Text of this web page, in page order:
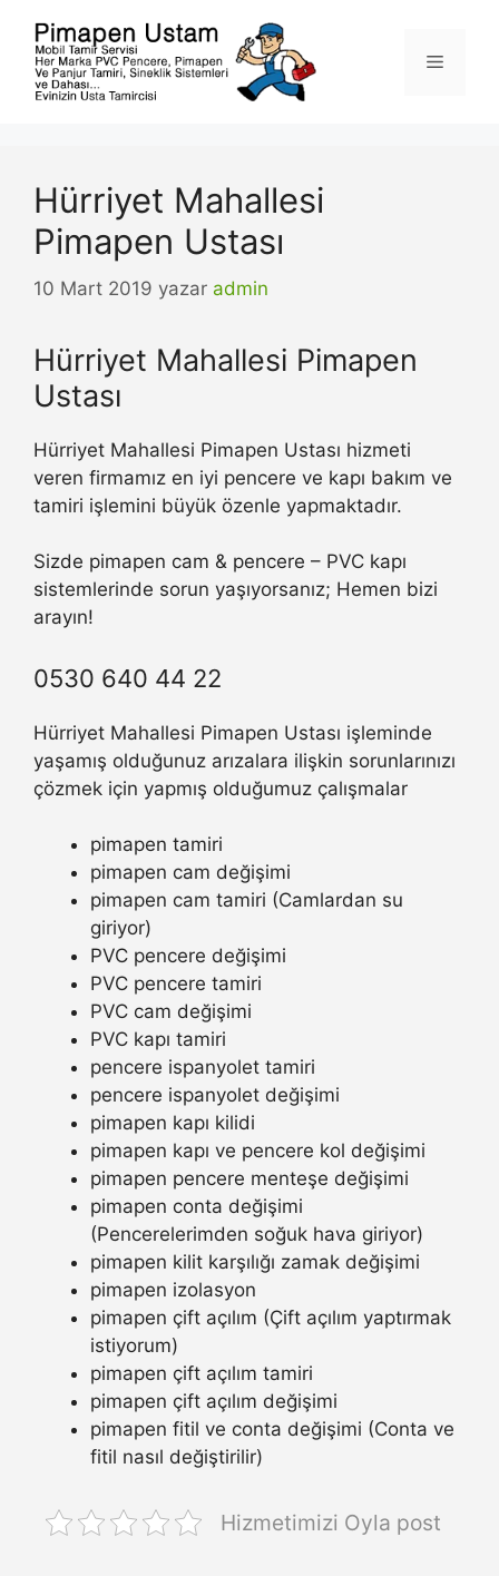
Menü
Hürriyet Mahallesi
Pimapen Ustası
10 Mart 2019 yazar admin
Hürriyet Mahallesi Pimapen
Ustası
Hürriyet Mahallesi Pimapen Ustası hizmeti
veren firmamız en iyi pencere ve kapı bakım ve
tamiri işlemini büyük özenle yapmaktadır.
Sizde pimapen cam & pencere – PVC kapı
sistemlerinde sorun yaşıyorsanız; Hemen bizi
arayın!
0530 640 44 22
Hürriyet Mahallesi Pimapen Ustası işleminde
yaşamış olduğunuz arızalara ilişkin sorunlarınızı
çözmek için yapmış olduğumuz çalışmalar
pimapen tamiri
pimapen cam değişimi
pimapen cam tamiri (Camlardan su
giriyor)
PVC pencere değişimi
PVC pencere tamiri
PVC cam değişimi
PVC kapı tamiri
pencere ispanyolet tamiri
pencere ispanyolet değişimi
pimapen kapı kilidi
pimapen kapı ve pencere kol değişimi
pimapen pencere menteşe değişimi
pimapen conta değişimi
(Pencerelerimden soğuk hava giriyor)
pimapen kilit karşılığı zamak değişimi
pimapen izolasyon
pimapen çift açılım (Çift açılım yaptırmak
istiyorum)
pimapen çift açılım tamiri
pimapen çift açılım değişimi
pimapen fitil ve conta değişimi (Conta ve
fitil nasıl değiştirilir)
Hizmetimizi Oyla post